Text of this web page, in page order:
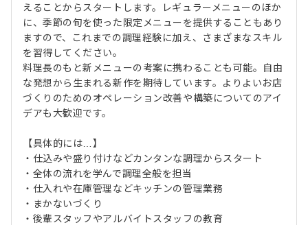
えることからスタートします。レギュラーメニューのほか
に、季節の旬を使った限定メニューを提供することもあり
ますので、これまでの調理経験に加え、さまざまなスキル
を習得してください。
料理長のもと新メニューの考案に携わることも可能。自由
な発想から生まれる新作を期待しています。よりよいお店
づくりのためのオペレーション改善や構築についてのアイ
デアも大歓迎です。
【具体的には…】
・仕込みや盛り付けなどカンタンな調理からスタート
・全体の流れを学んで調理全般を担当
・仕入れや在庫管理などキッチンの管理業務
・まかないづくり
・後輩スタッフやアルバイトスタッフの教育